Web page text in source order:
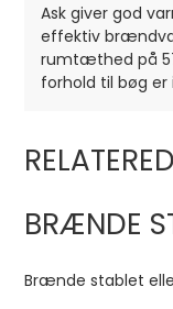
Ask giver god
effektiv
rumtæthed på
forhold til bøg er
BRÆNDE
Brænde stablet